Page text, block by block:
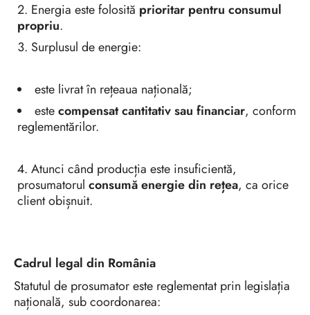
Energia este folosită prioritar pentru consumul
propriu.
Surplusul de energie:
este livrat în rețeaua națională;
estecompensat cantitativ sau financiar, conform
reglementărilor.
Atunci când producția este insuficientă,
prosumatorul consumă energie din rețea, ca orice
client obișnuit.
Cadrul legal din România
Statutul de prosumator este reglementat prin legislația
națională, sub coordonarea: